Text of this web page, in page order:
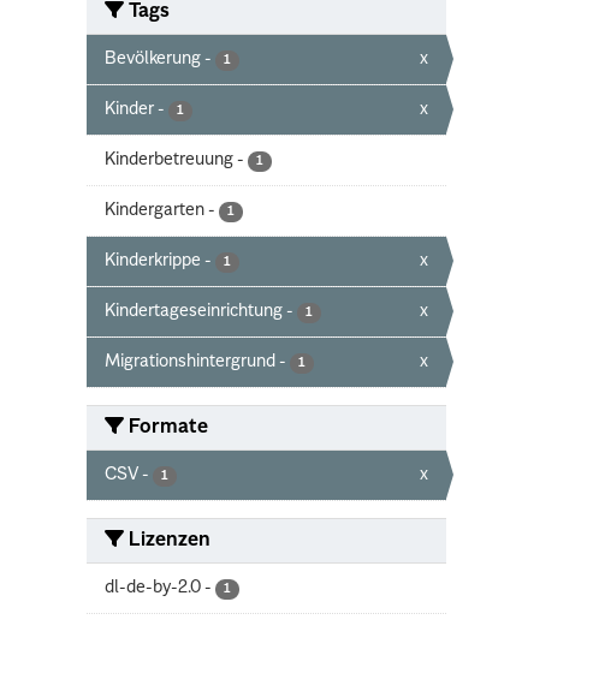
Tags
Bevölkerung - 1 x
Kinder - 1 x
Kinderbetreuung - 1
Kindergarten - 1
Kinderkrippe - 1 x
Kindertageseinrichtung - 1 x
Migrationshintergrund - 1 x
Formate
CSV - 1 x
Lizenzen
dl-de-by-2.0 - 1